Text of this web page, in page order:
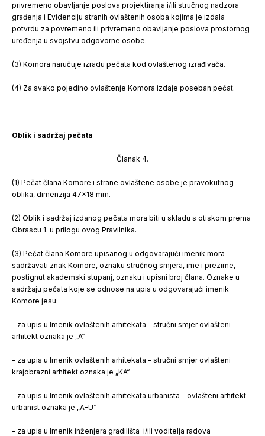
privremeno obavljanje poslova projektiranja i/ili stručnog nadzora
građenja i Evidenciju stranih ovlaštenih osoba kojima je izdala
potvrdu za povremeno ili privremeno obavljanje poslova prostornog
uređenja u svojstvu odgovorne osobe.
(3) Komora naručuje izradu pečata kod ovlaštenog izrađivača.
(4) Za svako pojedino ovlaštenje Komora izdaje poseban pečat.
Oblik i sadržaj pečata
Članak 4.
(1) Pečat člana Komore i strane ovlaštene osobe je pravokutnog
oblika, dimenzija 47x18 mm.
(2) Oblik i sadržaj izdanog pečata mora biti u skladu s otiskom prema
Obrascu 1. u prilogu ovog Pravilnika.
(3) Pečat člana Komore upisanog u odgovarajući imenik mora
sadržavati znak Komore, oznaku stručnog smjera, ime i prezime,
postignut akademski stupanj, oznaku i upisni broj člana. Oznake u
sadržaju pečata koje se odnose na upis u odgovarajući imenik
Komore jesu:
- za upis u Imenik ovlaštenih arhitekata – stručni smjer ovlašteni
arhitekt oznaka je „A“
- za upis u Imenik ovlaštenih arhitekata – stručni smjer ovlašteni
krajobrazni arhitekt oznaka je „KA“
- za upis u Imenik ovlaštenih arhitekata urbanista – ovlašteni arhitekt
urbanist oznaka je „A-U“
- za upis u Imenik inženjera gradilišta i/ili voditelja radova